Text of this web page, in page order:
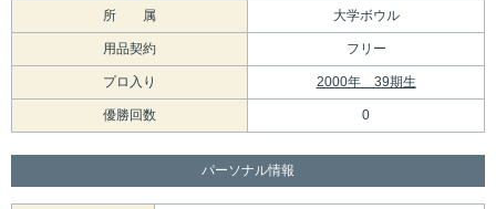
所 属 大学ボウル
用品契約 フリー
プロ入り 2000年 39期生
優勝回数 0
パーソナル情報